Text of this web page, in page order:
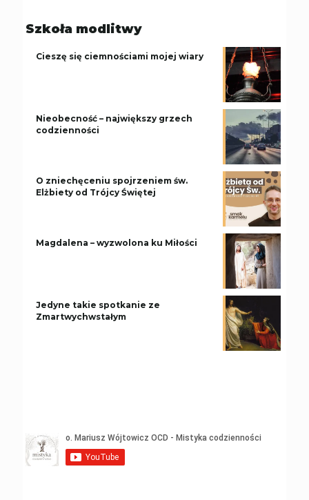
Szkoła modlitwy
Cieszę się ciemnościami mojej wiary
Nieobecność – największy grzech
codzienności
O zniechęceniu spojrzeniem św.
Elżbiety od Trójcy Świętej
Magdalena – wyzwolona ku Miłości
Jedyne takie spotkanie ze
Zmartwychwstałym